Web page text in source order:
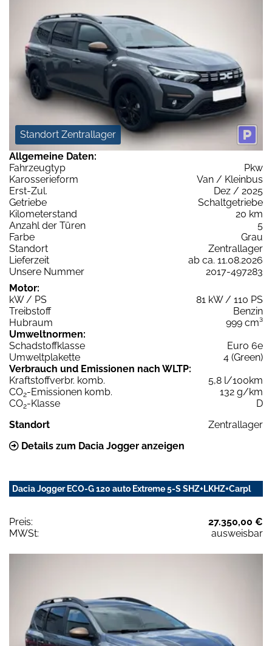
Standort Zentrallager
Allgemeine Daten:
Fahrzeugtyp
Pkw
Karosserieform
Van / Kleinbus
Erst-Zul.
Dez / 2025
Getriebe
Schaltgetriebe
Kilometerstand
20 km
Anzahl der Türen
5
Farbe
Grau
Standort
Zentrallager
Lieferzeit
ab ca. 11.08.2026
Unsere Nummer
2017-497283
Motor:
kW / PS
81 kW / 110 PS
Treibstoff
Benzin
Hubraum
999 cm³
Umweltnormen:
Schadstoffklasse
Euro 6e
Umweltplakette
4 (Green)
Verbrauch und Emissionen nach WLTP:
Kraftstoffverbr. komb.
5,8 l/100km
CO2-Emissionen komb.
132 g/km
CO2-Klasse
D
Standort
Zentrallager
Details zum Dacia Jogger anzeigen
Dacia Jogger ECO-G 120 auto Extreme 5-S SHZ+LKHZ+Carpl
Preis:
27.350,00 €
MWSt:
ausweisbar